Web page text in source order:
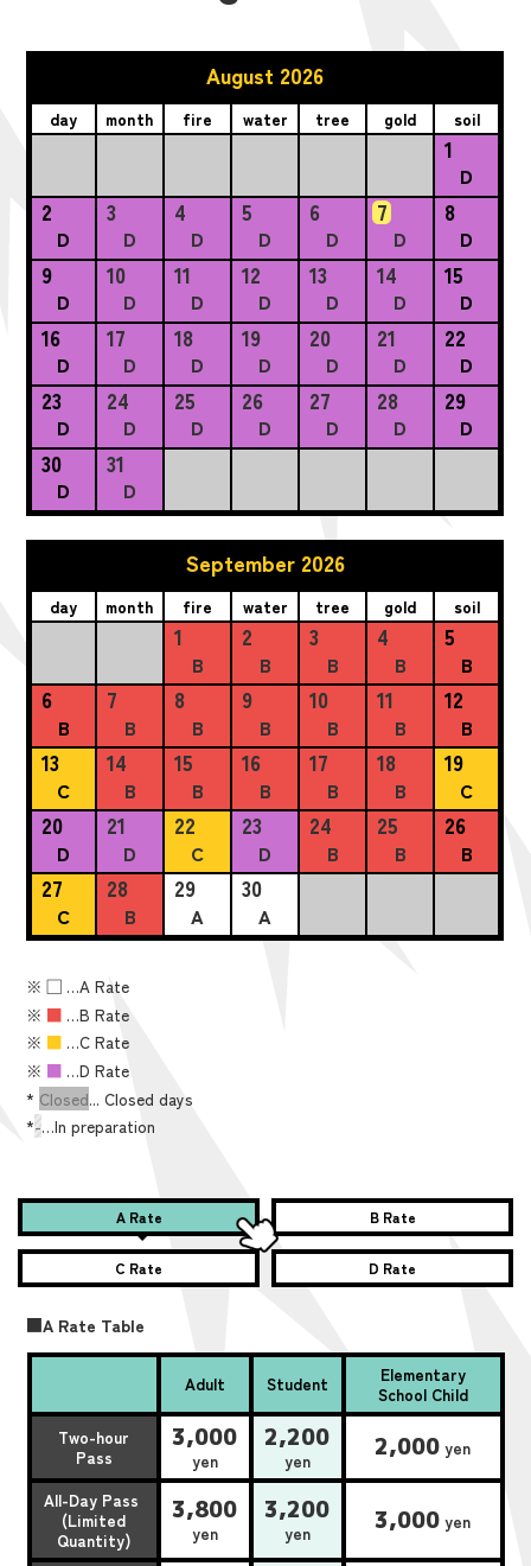
August 2026
day month fire water tree gold soil
1
D
2
D
3
D
4
D
5
D
6
D
7
D
8
D
9
D
10
D
11
D
12
D
13
D
14
D
15
D
16
D
17
D
18
D
19
D
20
D
21
D
22
D
23
D
24
D
25
D
26
D
27
D
28
D
29
D
30
D
31
D
September 2026
day month fire water tree gold soil
1
B
2
B
3
B
4
B
5
B
6
B
7
B
8
B
9
B
10
B
11
B
12
B
13
C
14
B
15
B
16
B
17
B
18
B
19
C
20
D
21
D
22
C
23
D
24
B
25
B
26
B
27
C
28
B
29
A
30
A
※■ …A Rate
※ ■ …B Rate
※ ■ …C Rate
※ ■ …D Rate
* Closed... Closed days
*-…In preparation
A Rate B Rate
C Rate D Rate
■A Rate Table
Adult Student
Elementary
School Child
Two-hour
Pass
3,000
yen
2,200
yen 2,000 yen
All-Day Pass
(Limited
Quantity)
3,800
yen
3,200
yen 3,000 yen